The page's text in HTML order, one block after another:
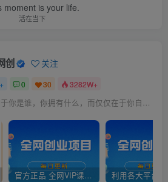
moment is your life.
活在当下
创 关注
0 30 3282W+
幸福不在于你是谁，你拥有什么，而仅仅在于你自己怎么看待
官方正品 全网VIP课程 无损下载~